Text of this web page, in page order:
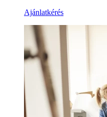
Ajánlatkérés